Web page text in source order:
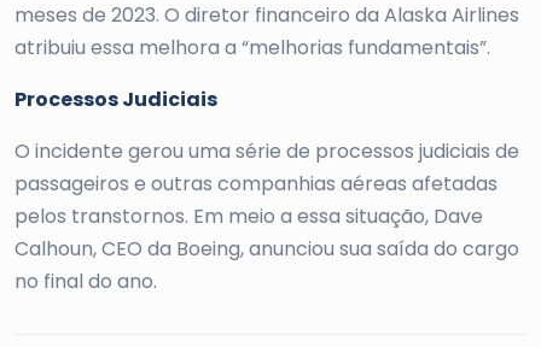
meses de 2023. O diretor financeiro da Alaska Airlines
atribuiu essa melhora a “melhorias fundamentais”.
Processos Judiciais
O incidente gerou uma série de processos judiciais de
passageiros e outras companhias aéreas afetadas
pelos transtornos. Em meio a essa situação, Dave
Calhoun, CEO da Boeing, anunciou sua saída do cargo
no final do ano.